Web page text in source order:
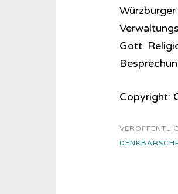
Gott.
Copyright:
DENKBAR